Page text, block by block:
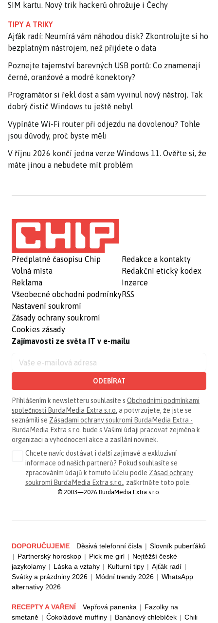
SIM kartu. Nový trik hackerů ohrožuje i Čechy
TIPY A TRIKY
Ajťák radí: Neumírá vám náhodou disk? Zkontrolujte si ho
bezplatným nástrojem, než přijdete o data
Poznejte tajemství barevných USB portů: Co znamenají
černé, oranžové a modré konektory?
Programátor si řekl dost a sám vyvinul nový nástroj. Tak
dobrý čistič Windows tu ještě nebyl
Vypínáte Wi-Fi router při odjezdu na dovolenou? Tohle
jsou důvody, proč byste měli
V říjnu 2026 končí jedna verze Windows 11. Ověřte si, že
máte jinou a nebudete mít problém
Předplatné časopisu Chip
Volná místa
Reklama
Všeobecné obchodní podmínky
Nastavení soukromí
Zásady ochrany soukromí
Cookies zásady
Redakce a kontakty
Redakční etický kodex
Inzerce
RSS
Zajímavosti ze světa IT v e-mailu
ODEBÍRAT
Přihlášením k newsletteru souhlasíte s Obchodními podmínkami
společnosti BurdaMedia Extra s.r.o. a potvrzujete, že jste se
seznámili se Zásadami ochrany soukromí BurdaMedia Extra -
BurdaMedia Extra s.r.o. bude s Vašimi údaji pracovat zejména k
organizaci a vyhodnocení akce a zasílání novinek.
Chcete navíc dostávat i další zajímavé a exkluzivní
informace od našich partnerů? Pokud souhlasíte se
zpracováním údajů k tomuto účelu podle Zásad ochrany
soukromí BurdaMedia Extra s.r.o. , zaškrtněte toto pole.
© 2003—2026 BurdaMedia Extra s.r.o.
DOPORUČUJEME Děsivá telefonní čísla | Slovník puberťáků
| Partnerský horoskop | Pick me girl | Nejtěžší české
jazykolamy | Láska a vztahy | Kulturní tipy | Ajťák radí |
Svátky a prázdniny 2026 | Módní trendy 2026 | WhatsApp
alternativy 2026
RECEPTY A VAŘENÍ Vepřová panenka | Fazolky na
smetaně | Čokoládové muffiny | Banánový chlebíček | Chili